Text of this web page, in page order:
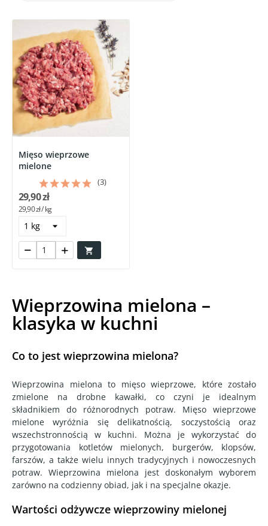
Mięso wieprzowe
mielone
(3)

29,90 zł
29,90 zł / kg
Wieprzowina mielona –
klasyka w kuchni
Co to jest wieprzowina mielona?
Wieprzowina mielona to mięso wieprzowe, które zostało
zmielone na drobne kawałki, co czyni je idealnym
składnikiem do różnorodnych potraw. Mięso wieprzowe
mielone wyróżnia się delikatnością, soczystością oraz
wszechstronnością w kuchni. Można je wykorzystać do
przygotowania kotletów mielonych, burgerów, klopsów,
farszów, a także wielu innych tradycyjnych i nowoczesnych
potraw. Wieprzowina mielona jest doskonałym wyborem
zarówno na codzienny obiad, jak i na specjalne okazje.
Wartości odżywcze wieprzowiny mielonej